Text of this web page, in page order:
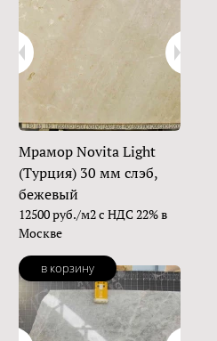
Мрамор Novita Light
(Турция) 30 мм слэб,
бежевый
12500 руб./м2 с НДС 22% в
Москве
в корзину